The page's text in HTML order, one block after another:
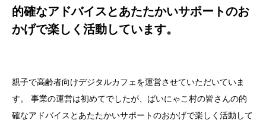
的確なアドバイスとあたたかいサポートのお
かげで楽しく活動しています。
親子で高齢者向けデジタルカフェを運営させていただいていま
す。 事業の運営は初めてでしたが、ばいにゃこ村の皆さんの的
確なアドバイスとあたたかいサポートのおかげで楽しく活動して